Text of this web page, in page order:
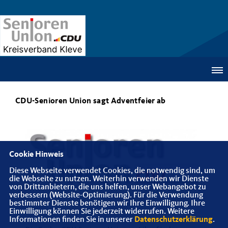
CDU-Senioren Union sagt Adventfeier ab
Cookie Hinweis
Diese Webseite verwendet Cookies, die notwendig sind, um
die Webseite zu nutzen. Weiterhin verwenden wir Dienste
von Drittanbietern, die uns helfen, unser Webangebot zu
verbessern (Website-Optimierung). Für die Verwendung
bestimmter Dienste benötigen wir Ihre Einwilligung. Ihre
Einwilligung können Sie jederzeit widerrufen. Weitere
Informationen finden Sie in unserer Datenschutzerklärung.